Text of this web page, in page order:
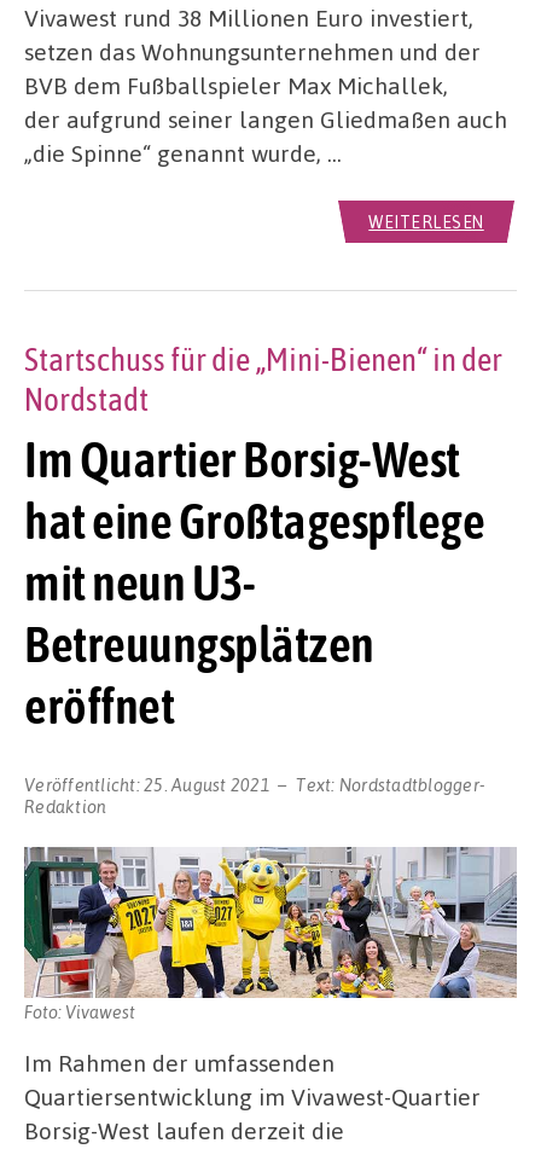
Vivawest rund 38 Millionen Euro investiert,
setzen das Wohnungsunternehmen und der
BVB dem Fußballspieler Max Michallek,
der aufgrund seiner langen Gliedmaßen auch
„die Spinne“ genannt wurde, …
WEITERLESEN
Im Quartier Borsig-West
hat eine Großtagespflege
mit neun U3-
Betreuungsplätzen
eröffnet
Startschuss für die „Mini-Bienen“ in der
Nordstadt
Veröffentlicht: 25. August 2021 Text: Nordstadtblogger-
Redaktion
Foto: Vivawest
Im Rahmen der umfassenden
Quartiersentwicklung im Vivawest-Quartier
Borsig-West laufen derzeit die